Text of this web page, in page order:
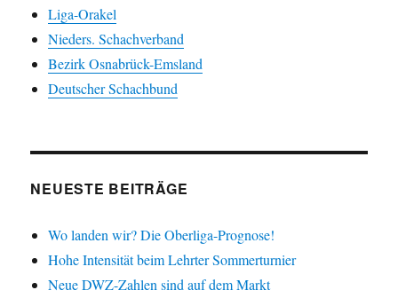
Liga-Orakel
Nieders. Schachverband
Bezirk Osnabrück-Emsland
Deutscher Schachbund
NEUESTE BEITRÄGE
Wo landen wir? Die Oberliga-Prognose!
Hohe Intensität beim Lehrter Sommerturnier
Neue DWZ-Zahlen sind auf dem Markt